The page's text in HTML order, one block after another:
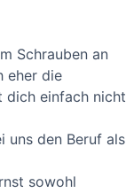
Schrauben an
eher die
dich einfach nicht
uns den Beruf als
sowohl